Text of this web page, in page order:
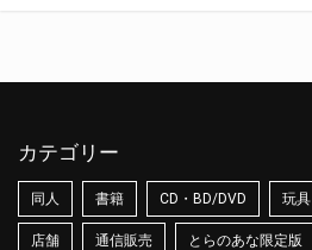
カテゴリー
同人 書籍 CD・BD/DVD 玩具
店舗 通信販売 とらのあな限定版